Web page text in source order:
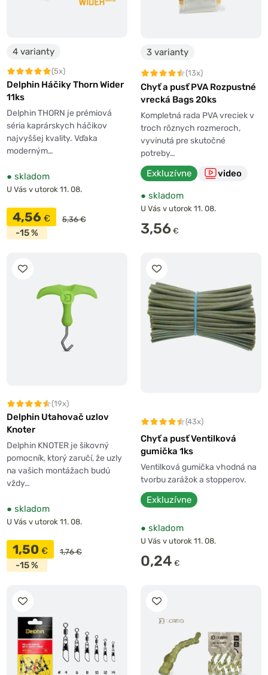
4 varianty
(5x)
Delphin Háčiky Thorn Wider
11ks
Delphin THORN je prémiová
séria kaprárskych háčikov
najvyššej kvality. Vďaka
moderným…
● skladom
U Vás v utorok 11. 08.
4,56 € 5,36 €
-15 %
3 varianty
(13x)
Chyť a pusť PVA Rozpustné
vrecká Bags 20ks
Kompletná rada PVA vreciek v
troch rôznych rozmeroch,
vyvinutá pre skutočné
potreby…
Exkluzívne video
● skladom
U Vás v utorok 11. 08.
3,56 €
(19x)
Delphin Utahovač uzlov
Knoter
Delphin KNOTER je šikovný
pomocník, ktorý zaručí, že uzly
na vašich montážach budú
vždy…
● skladom
U Vás v utorok 11. 08.
1,50 € 1,76 €
-15 %
(43x)
Chyť a pusť Ventilková
gumička 1ks
Ventilková gumička vhodná na
tvorbu zarážok a stopperov.
Exkluzívne
● skladom
U Vás v utorok 11. 08.
0,24 €